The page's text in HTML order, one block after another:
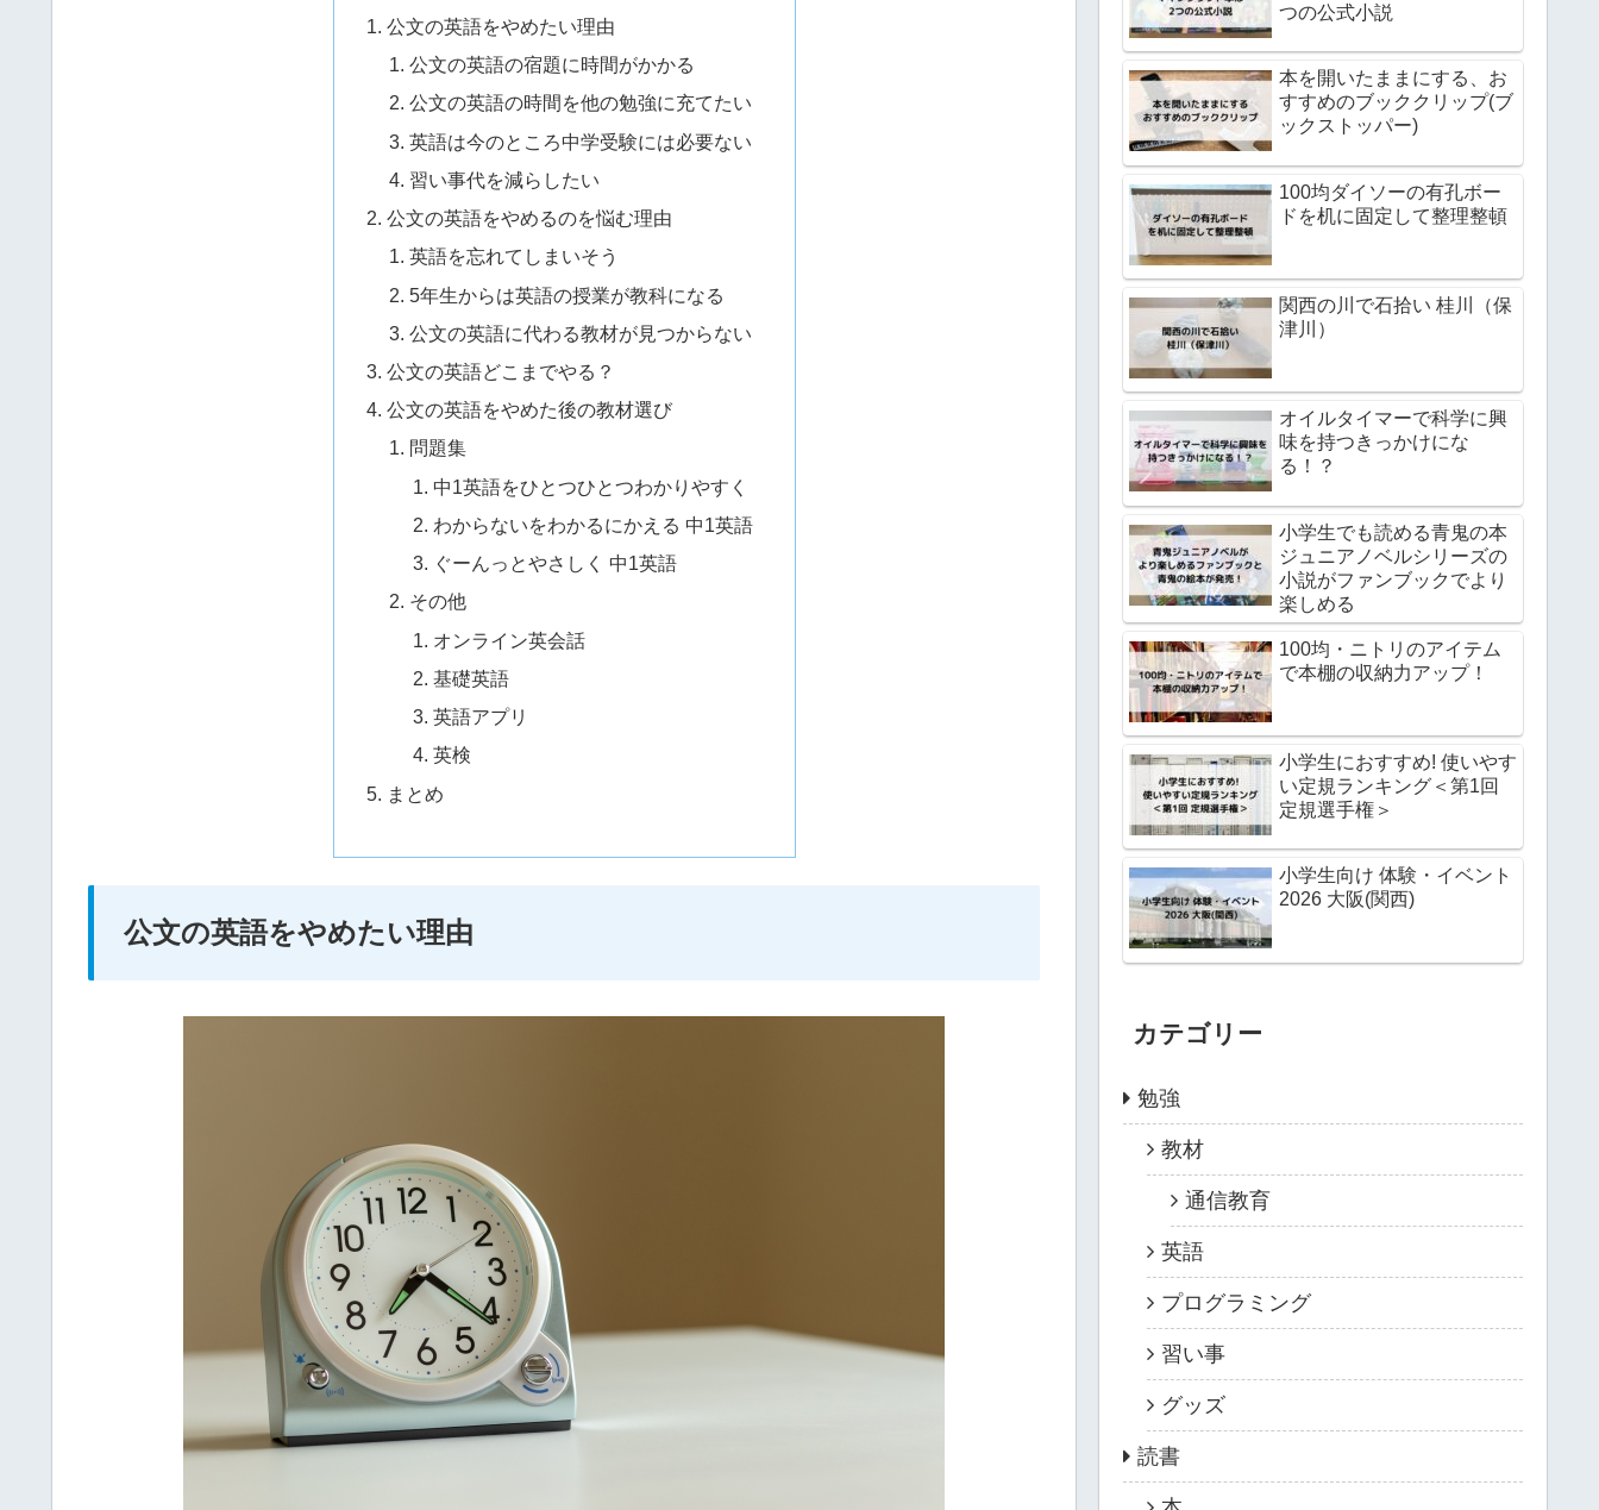
公文の英語をやめたい理由
公文の英語の宿題に時間がかかる
公文の英語の時間を他の勉強に充てたい
英語は今のところ中学受験には必要ない
習い事代を減らしたい
公文の英語をやめるのを悩む理由
英語を忘れてしまいそう
5年生からは英語の授業が教科になる
公文の英語に代わる教材が見つからない
公文の英語どこまでやる？
公文の英語をやめた後の教材選び
問題集
中1英語をひとつひとつわかりやすく
わからないをわかるにかえる 中1英語
ぐーんっとやさしく 中1英語
その他
オンライン英会話
基礎英語
英語アプリ
英検
まとめ
公文の英語をやめたい理由
つの公式小説
本を開いたままにする、お
すすめのブッククリップ(ブ
ックストッパー)
100均ダイソーの有孔ボー
ドを机に固定して整理整頓
関西の川で石拾い 桂川（保
津川）
オイルタイマーで科学に興
味を持つきっかけにな
る！？
小学生でも読める青鬼の本
ジュニアノベルシリーズの
小説がファンブックでより
楽しめる
100均・ニトリのアイテム
で本棚の収納力アップ！
小学生におすすめ! 使いやす
い定規ランキング＜第1回
定規選手権＞
小学生向け 体験・イベント
2026 大阪(関西)
カテゴリー
勉強
教材
通信教育
英語
プログラミング
習い事
グッズ
読書